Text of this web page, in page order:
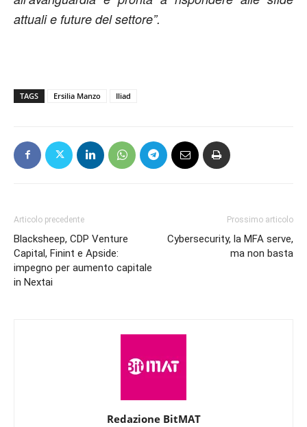
attuali e future del settore”.
TAGS Ersilia Manzo Iliad
Articolo precedente
Blacksheep, CDP Venture
Capital, Finint e Apside:
impegno per aumento capitale
in Nextai
Prossimo articolo
Cybersecurity, la MFA serve,
ma non basta
Redazione BitMAT